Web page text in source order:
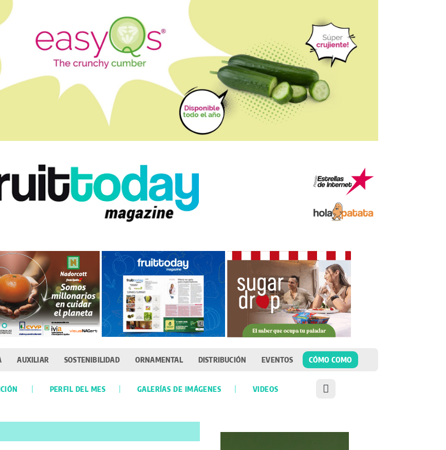
AUXILIAR SOSTENIBILIDAD ORNAMENTAL DISTRIBUCIÓN EVENTOS CÓMO COMO
PERFIL DEL MES GALERÍAS DE IMÁGENES VIDEOS